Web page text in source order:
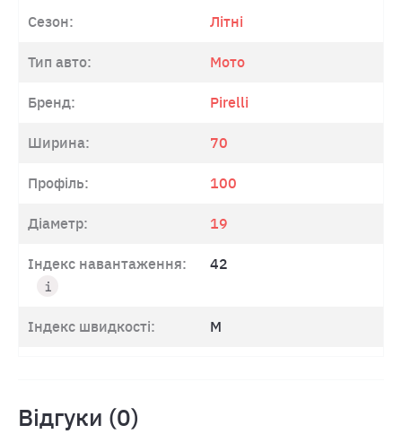
Сезон: Літні
Тип авто: Мото
Бренд: Pirelli
Ширина: 70
Профіль: 100
Діаметр: 19
Індекс навантаження: 42
Індекс швидкості: M
Відгуки (0)